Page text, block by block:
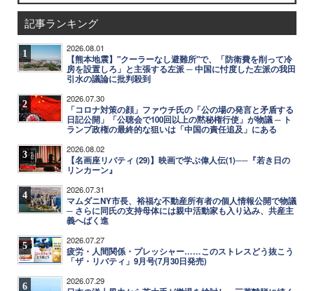
記事ランキング
1 2026.08.01
【熊本地震】"クーラーなし避難所"で、「防衛費を削って冷
房を設置しろ」と主張する左派 ─ 中国に忖度した左派の我田
引水の議論に批判殺到
2 2026.07.30
「コロナ対策の顔」ファウチ氏の「公の場の発言と矛盾する
日記公開」「公聴会で100回以上の黙秘権行使」が物議 ─ ト
ランプ政権の最終的な狙いは「中国の責任追及」にある
3 2026.08.02
【名画座リバティ (29)】映画で学ぶ偉人伝(1)──『若き日の
リンカーン』
4 2026.07.31
マムダニNY市長、裕福な不動産所有者の個人情報公開で物議
─ さらに同氏の支持母体には親中活動家も入り込み、共産主
義へばく進
5 2026.07.27
疲労・人間関係・プレッシャー……このストレスどう抜こう
「ザ・リバティ」9月号(7月30日発売)
6 2026.07.29